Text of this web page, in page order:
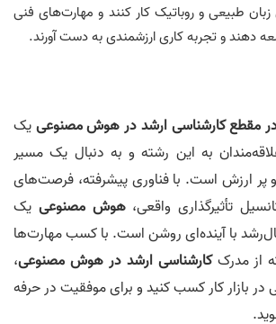
طبیعی و روباتیک کار کنند و مهارت‌های فنی
دهند و تجربه کاری ارزشمندی به دست آورند.
مقطع کارشناسی ارشد در هوش مصنوعییک
به این رشته و به دنبال یک مسیر
پر ارزش است. با فناوری پیشرفته، فرصت‌های
تأثیرگذاری واقعی،هوش مصنوعی یک
با آینده‌ای روشن است. با کسب مهارت‌ها
از مدرککارشناسی ارشد در هوش مصنوعی،
در بازار کار کسب کنید و برای موفقیت در حرفه